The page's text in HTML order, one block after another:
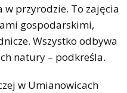
przyrodzie. To zajęcia
gospodarskimi,
Wszystko odbywa
natury – podkreśla.
w Umianowicach